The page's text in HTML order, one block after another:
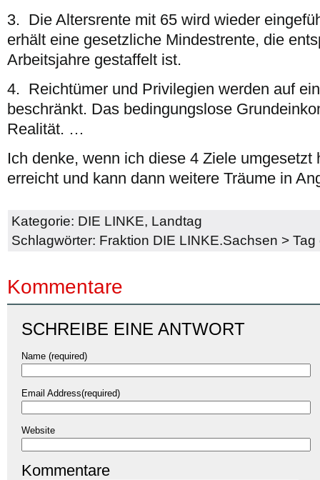
3. Die Altersrente mit 65 wird wieder
erhält eine gesetzliche Mindestrente, die
Arbeitsjahre gestaffelt ist.
4. Reichtümer und Privilegien werden auf
beschränkt. Das bedingungslose
Realität. …
Ich denke, wenn ich diese 4 Ziele umgesetzt
erreicht und kann dann weitere Träume in
Kategorie: DIE LINKE, Landtag
Schlagwörter: Fraktion DIE LINKE.Sachsen > Tag
Kommentare
SCHREIBE EINE ANTWORT
Name (required)
Email Address(required)
Website
Kommentare